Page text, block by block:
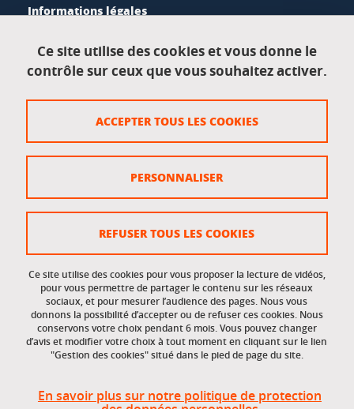
Informations légales
Données personnelles
Crédits
Gestion des cookies
Accessibilité : non conforme
Accès réservés
Intranet des étudiants et des personnels
Ce site utilise des cookies et vous donne le
contrôle sur ceux que vous souhaitez activer.
Ce site utilise des cookies pour vous proposer la lecture de vidéos,
pour vous permettre de partager le contenu sur les réseaux
sociaux, et pour mesurer l’audience des pages. Nous vous
donnons la possibilité d’accepter ou de refuser ces cookies. Nous
conservons votre choix pendant 6 mois. Vous pouvez changer
d’avis et modifier votre choix à tout moment en cliquant sur le lien
"Gestion des cookies" situé dans le pied de page du site.
En savoir plus sur notre politique de protection
ACCEPTER TOUS LES COOKIES
REFUSER TOUS LES COOKIES
PERSONNALISER